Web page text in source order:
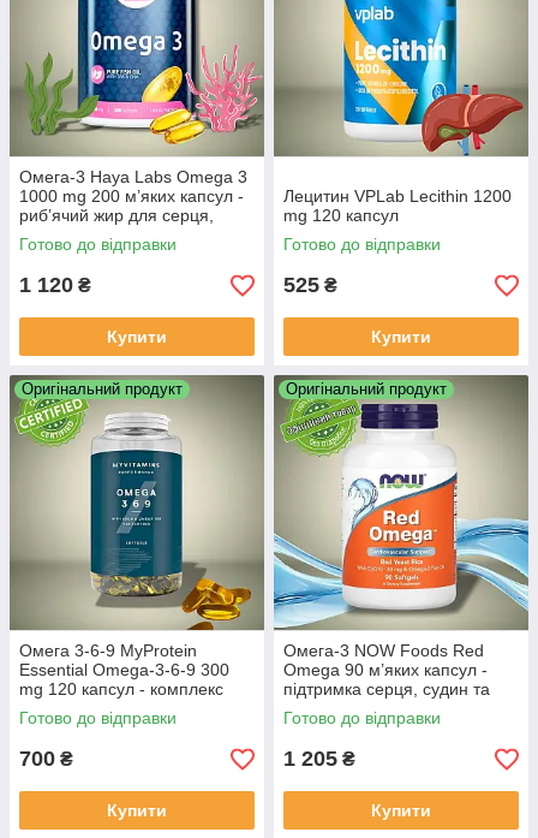
Омега-3 Haya Labs Omega 3
1000 mg 200 м’яких капсул -
риб’ячий жир для серця,
судин та імунітету
Готово до відправки
1 120 ₴
Купити
Лецитин VPLab Lecithin 1200
mg 120 капсул
Готово до відправки
525 ₴
Купити
Оригінальний продукт
Омега 3-6-9 MyProtein
Essential Omega-3-6-9 300
mg 120 капсул - комплекс
жирних кислот для серця,
шкіри та суглобів
Готово до відправки
700 ₴
Купити
Оригінальний продукт
Омега-3 NOW Foods Red
Omega 90 м’яких капсул -
підтримка серця, судин та
рівня холестерину з
коензимом Q10
Готово до відправки
1 205 ₴
Купити